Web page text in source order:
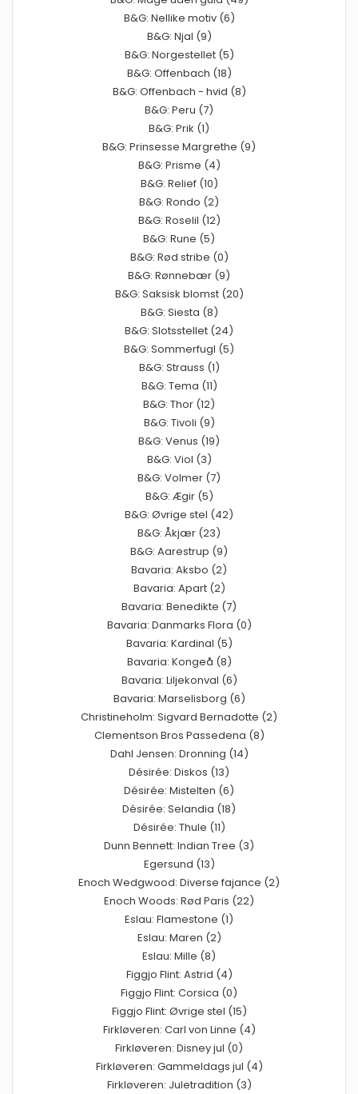
B&G: Nellike motiv (6)
B&G: Njal (9)
B&G: Norgestellet (5)
B&G: Offenbach (18)
B&G: Offenbach - hvid (8)
B&G: Peru (7)
B&G: Prik (1)
B&G: Prinsesse Margrethe (9)
B&G: Prisme (4)
B&G: Relief (10)
B&G: Rondo (2)
B&G: Roselil (12)
B&G: Rune (5)
B&G: Rød stribe (0)
B&G: Rønnebær (9)
B&G: Saksisk blomst (20)
B&G: Siesta (8)
B&G: Slotsstellet (24)
B&G: Sommerfugl (5)
B&G: Strauss (1)
B&G: Tema (11)
B&G: Thor (12)
B&G: Tivoli (9)
B&G: Venus (19)
B&G: Viol (3)
B&G: Volmer (7)
B&G: Ægir (5)
B&G: Øvrige stel (42)
B&G: Åkjær (23)
B&G: Aarestrup (9)
Bavaria: Aksbo (2)
Bavaria: Apart (2)
Bavaria: Benedikte (7)
Bavaria: Danmarks Flora (0)
Bavaria: Kardinal (5)
Bavaria: Kongeå (8)
Bavaria: Liljekonval (6)
Bavaria: Marselisborg (6)
Christineholm: Sigvard Bernadotte (2)
Clementson Bros Passedena (8)
Dahl Jensen: Dronning (14)
Désirée: Diskos (13)
Désirée: Mistelten (6)
Désirée: Selandia (18)
Désirée: Thule (11)
Dunn Bennett: Indian Tree (3)
Egersund (13)
Enoch Wedgwood: Diverse fajance (2)
Enoch Woods: Rød Paris (22)
Eslau: Flamestone (1)
Eslau: Maren (2)
Eslau: Mille (8)
Figgjo Flint: Astrid (4)
Figgjo Flint: Corsica (0)
Figgjo Flint: Øvrige stel (15)
Firkløveren: Carl von Linne (4)
Firkløveren: Disney jul (0)
Firkløveren: Gammeldags jul (4)
Firkløveren: Juletradition (3)